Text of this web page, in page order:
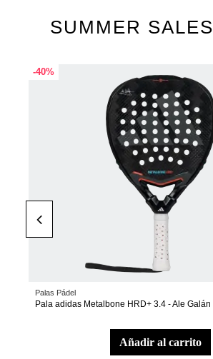
SUMMER SALES
-40%
Palas Pádel
Pala adidas Metalbone HRD+ 3.4 - Ale Galán
añadir al carrito